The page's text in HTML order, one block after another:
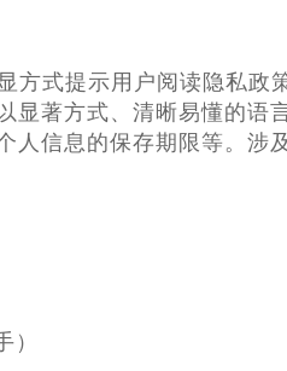
式提示用户阅读隐私政
显著方式、清晰易懂的语
信息的保存期限等。涉